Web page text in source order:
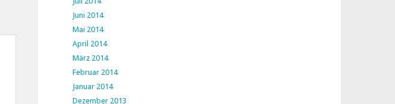
Juni 2014
Mai 2014
April 2014
März 2014
Februar 2014
Januar 2014
Dezember 2013